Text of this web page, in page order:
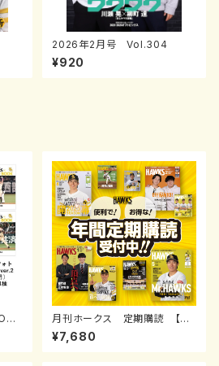
2026年2月号 Vol.304
¥920
ォ
月刊ホークス 定期購読 【通
常】
¥7,680